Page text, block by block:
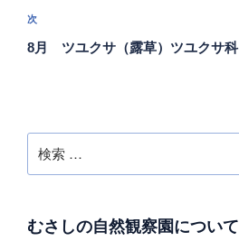
ビ
ゲ
ン
投
稿
次
の
次
8月 ツユクサ（露草）ツユクサ科
索:
むさしの自然観察園について